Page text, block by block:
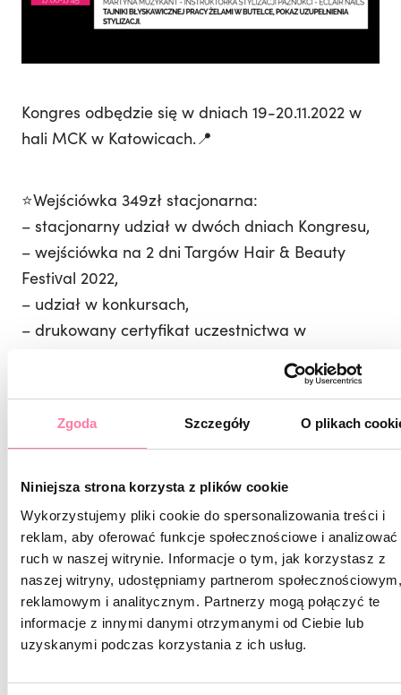
Zgoda Szczegóły O plikach
Niniejsza strona korzysta z plików cookie
Wykorzystujemy pliki cookie do spersonalizowania treści i
reklam, aby oferować funkcje społecznościowe i analizować
ruch w naszej witrynie. Informacje o tym, jak korzystasz z
naszej witryny, udostępniamy partnerom społecznościowym,
reklamowym i analitycznym. Partnerzy mogą połączyć te
informacje z innymi danymi otrzymanymi od Ciebie lub
uzyskanymi podczas korzystania z ich usług.
Kongres odbędzie się w dniach 19-20.11.2022 w
hali MCK w Katowicach.📍
⭐️Wejściówka 349zł stacjonarna:
– stacjonarny udział w dwóch dniach Kongresu,
– wejściówka na 2 dni Targów Hair & Beauty
Festival 2022,
– udział w konkursach,
– drukowany certyfikat uczestnictwa w
Facebook, na której Kongres będzie
zapisany na grupie przez miesiąc, będziesz
mogła wrócić do wykładów i odtworzyć
zapisany materiał w ciągu miesiąca (30 dni
kalendarzowych) od zakończenia Kongresu!
– Extra! Dowolny kurs z Akademii Online Pauliny
Pastuszak za 1 zł!
⭐️Wejściówka 249zł online: